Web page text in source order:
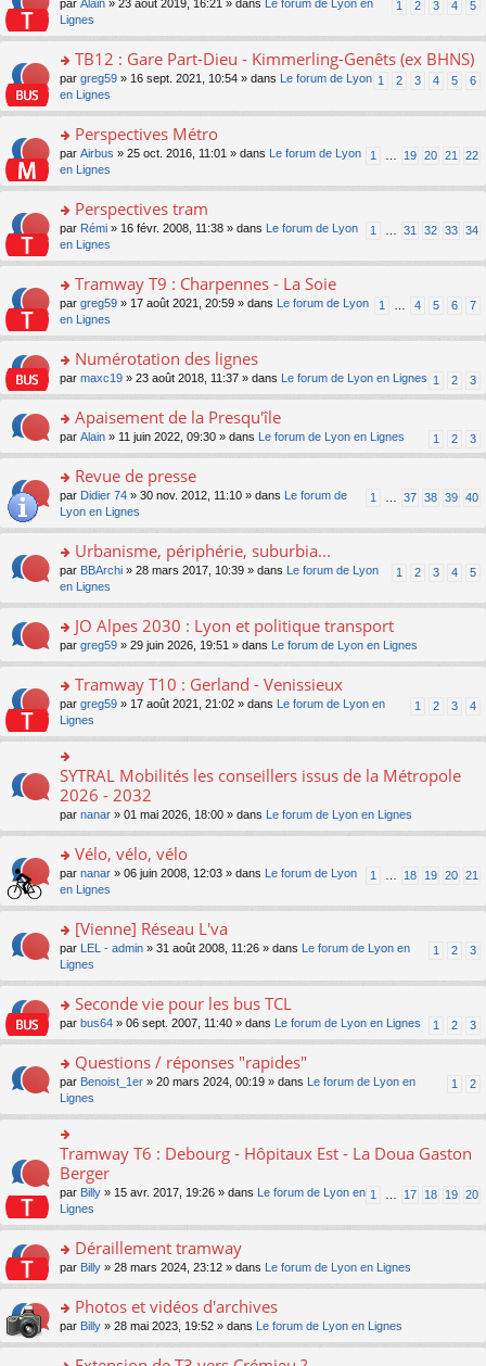
ré
e
pl
ré
c
e
nt
n
o
n
lu
pl
ré
c
e
nt
a
n
o
n
lu
le
u
c
e
nt
le
m
e
s
s
a
n
o
n
lu
le
u
c
e
nt
o
s
er
le
m
e
s
s
a
n
o
n
lu
le
u
c
e
nt
1 2 3 4 5
par Alain » 23 août 2019, 16:21 » dans
Le forum de Lyon en
Lignes
o
n
s
er
le
m
e
s
s
a
n
o
n
lu
le
u
ré
c
e
TB12 : Gare Part-Dieu - Kimmerling-Genêts (ex BHNS)
1 2 3 4 5 6
par greg59 » 16 sept. 2021, 10:54 » dans
Le forum de Lyon
en Lignes
o
n
s
er
le
m
e
s
s
a
n
o
n
lu
pl
s
ré
e
Perspectives Métro
1 19 20 21 22
par Airbus » 25 oct. 2016, 11:01 » dans
Le forum de Lyon
en Lignes
o
n
s
er
le
m
e
s
s
e
n
o
n
le
pl
s
ré
c
e
Perspectives tram
1 31 32 33 34
par Rémi » 16 févr. 2008, 11:38 » dans
Le forum de Lyon
en Lignes
o
n
s
er
le
m
e
s
g
e
n
o
n
le
s
ré
c
nt
Tramway T9 : Charpennes - La Soie
1 4 5 6 7
par greg59 » 17 août 2021, 20:59 » dans
Le forum de Lyon
en Lignes
o
n
ult
er
le
m
e
s
g
e
n
o
n
le
u
s
ré
c
e
nt
Numérotation des lignes
1 2 3
par maxc19 » 23 août 2018, 11:37 » dans Le forum de Lyon en Lignes
o
n
ult
er
le
m
e
s
s
e
n
o
n
le
s
ré
c
e
Apaisement de la Presqu'île
1 2 3
par Alain » 11 juin 2022, 09:30 » dans Le forum de Lyon en Lignes
o
s
er
le
m
e
s
s
e
n
o
n
lu
le
pl
u
s
ré
c
e
nt
Revue de presse
1 37 38 39 40
par Didier 74 » 30 nov. 2012, 11:10 » dans
Le forum de
Lyon en Lignes
o
n
s
er
le
m
e
s
s
g
n
o
n
lu
pl
u
s
ré
c
e
nt
Urbanisme, périphérie, suburbia...
1 2 3 4 5
par BBArchi » 28 mars 2017, 10:39 » dans
Le forum de Lyon
en Lignes
o
n
ult
er
le
m
e
s
s
g
n
o
n
lu
pl
u
s
ré
c
e
JO Alpes 2030 : Lyon et politique transport
par greg59 » 29 juin 2026, 19:51 » dans Le forum de Lyon en Lignes
o
s
ult
er
le
m
e
s
s
g
o
n
lu
le
u
s
ré
c
e
nt
Tramway T10 : Gerland - Venissieux
1 2 3 4
par greg59 » 17 août 2021, 21:02 » dans
Le forum de Lyon en
Lignes
o
n
ult
er
le
m
e
s
a
g
e
n
o
n
pl
u
s
ré
c
e
nt
SYTRAL Mobilités les conseillers issus de la Métropole
2026 - 2032
par nanar » 01 mai 2026, 18:00 » dans Le forum de Lyon en Lignes
o
n
s
er
le
m
e
s
s
e
n
o
n
lu
le
pl
u
s
ré
c
e
nt
Vélo, vélo, vélo
1 18 19 20 21
par nanar » 06 juin 2008, 12:03 » dans
Le forum de Lyon
en Lignes
o
s
er
le
m
e
s
s
g
n
o
n
lu
le
u
s
ré
c
e
[Vienne] Réseau L'va
1 2 3
par LEL - admin » 31 août 2008, 11:26 » dans
Le forum de Lyon en
Lignes
o
n
ult
er
le
m
e
s
g
o
n
lu
pl
u
s
Seconde vie pour les bus TCL
1 2 3
par bus64 » 06 sept. 2007, 11:40 » dans Le forum de Lyon en Lignes
o
s
ult
er
le
m
e
s
s
a
e
o
n
lu
Questions / réponses "rapides"
1 2
par Benoist_1er » 20 mars 2024, 00:19 » dans
Le forum de Lyon en
Lignes
o
n
ult
er
le
m
e
s
a
g
e
Tramway T6 : Debourg - Hôpitaux Est - La Doua Gaston
Berger
1 17 18 19 20
par Billy » 15 avr. 2017, 19:26 » dans
Le forum de Lyon en
Lignes
o
n
ult
er
le
Déraillement tramway
par Billy » 28 mars 2024, 23:12 » dans Le forum de Lyon en Lignes
o
n
Photos et vidéos d'archives
par Billy » 28 mai 2023, 19:52 » dans Le forum de Lyon en Lignes